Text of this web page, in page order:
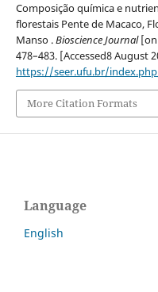
Composição química e
florestais Pente de Macaco,
Manso .Bioscience Journal
478–483. [Accessed8 August
https://seer.ufu.br/
More Citation Formats
Language
English